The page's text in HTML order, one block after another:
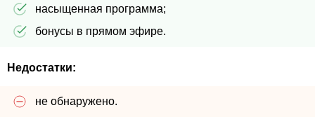
насыщенная программа;
бонусы в прямом эфире.
Недостатки:
не обнаружено.